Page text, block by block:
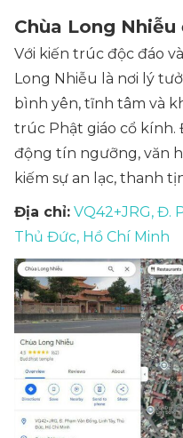
Chùa Long Nhiễu
Với kiến trúc độc đáo
Long Nhiễu là nơi lý
bình yên, tĩnh tâm và
trúc Phật giáo cổ kính.
động tín ngưỡng, văn
kiếm sự an lạc, thanh
Địa chỉ: VQ42+JRG, Đ.
Thủ Đức, Hồ Chí Minh